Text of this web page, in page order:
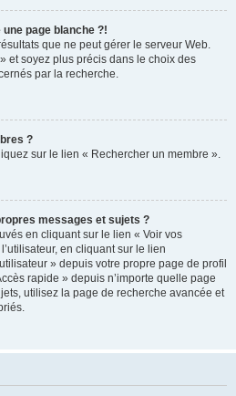
page blanche ?!
que ne peut gérer le serveur Web.
et soyez plus précis dans le choix des
par la recherche.
?
sur le lien « Rechercher un membre ».
messages et sujets ?
en cliquant sur le lien « Voir vos
en cliquant sur le lien
» depuis votre propre page de profil
rapide » depuis n’importe quelle page
utilisez la page de recherche avancée et